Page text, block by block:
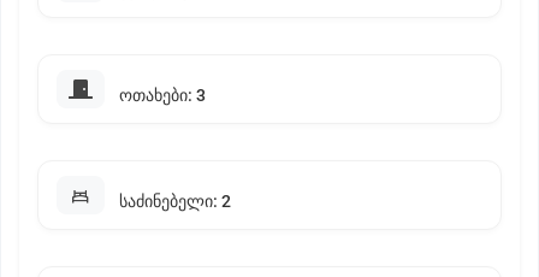
ოთახები: 3
საძინებელი: 2